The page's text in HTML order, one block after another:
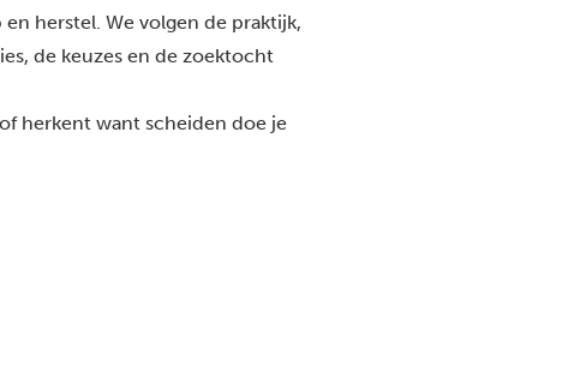
herstel. We volgen de praktijk,
de keuzes en de zoektocht
herkent want scheiden doe je